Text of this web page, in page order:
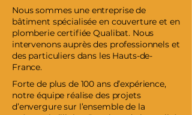
Nous sommes une entreprise de
bâtiment spécialisée en couverture et en
plomberie certifiée Qualibat. Nous
intervenons auprès des professionnels et
des particuliers dans les Hauts-de-
France.
Forte de plus de 100 ans d’expérience,
notre équipe réalise des projets
d’envergure sur l’ensemble de la